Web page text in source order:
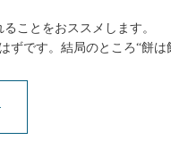
ことをおススメします。
です。結局のところ“餅は